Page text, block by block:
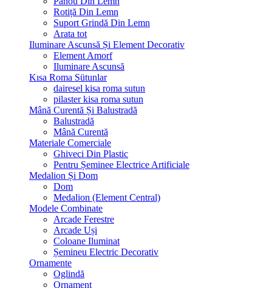
Rotiță Din Lemn
Suport Grindă Din Lemn
Arata tot
Iluminare Ascunsă Și Element Decorativ
Element Amorf
Iluminare Ascunsă
Kısa Roma Sütunlar
dairesel kisa roma sutun
pilaster kisa roma sutun
Mână Curentă Și Balustradă
Balustradă
Mână Curentă
Materiale Comerciale
Ghiveci Din Plastic
Pentru Șeminee Electrice Artificiale
Medalion Și Dom
Dom
Medalion (Element Central)
Modele Combinate
Arcade Ferestre
Arcade Uși
Coloane Iluminat
Șemineu Electric Decorativ
Ornamente
Oglindă
Ornament